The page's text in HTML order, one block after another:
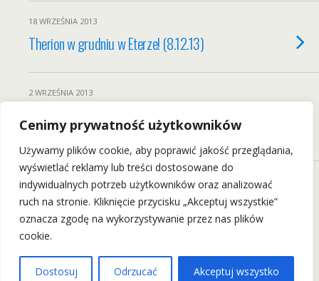
Cenimy prywatność użytkowników
Używamy plików cookie, aby poprawić jakość przeglądania,
wyświetlać reklamy lub treści dostosowane do
indywidualnych potrzeb użytkowników oraz analizować
ruch na stronie. Kliknięcie przycisku „Akceptuj wszystkie”
oznacza zgodę na wykorzystywanie przez nas plików
cookie.
Dostosuj Odrzucać Akceptuj wszystko
18 WRZEŚNIA 2013
Therion w grudniu w Eterze! (8.12.13)
2 WRZEŚNIA 2013
Dżem zagra klubowy koncert we
Wrocławiu! (15.12.13)
Back to top
Wszelkie Prawa Zastrzeżone: wrockfest.pl 2011